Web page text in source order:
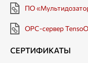
ПО
OPC-сервер
СЕРТИФИКАТЫ